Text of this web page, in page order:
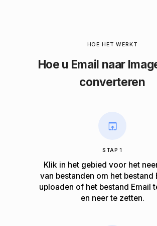
HOE HET WERKT
Hoe u Email naar
converteren
STAP 1
Klik in het gebied voor het
van bestanden om het bestand
uploaden of het bestand Email
en neer te zetten.